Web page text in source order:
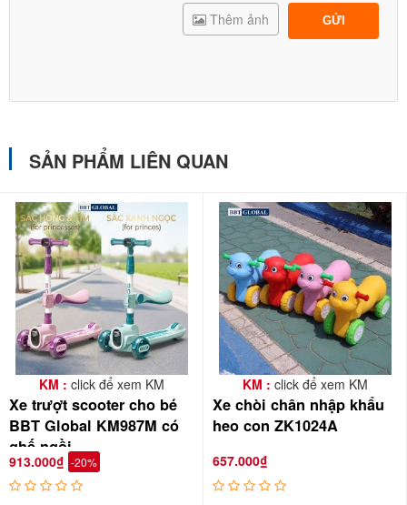
Âu,có chứng nhận của Tổng cục TCĐL Chất lượng, NK và PP bởi
cty BBT Việt Nam, số 1 về đồ chơi trẻ em, đồ chơi cho bé an toàn,
GỬI
Thêm ảnh
SẢN PHẨM LIÊN QUAN
KM : click để xem KM
Xe trượt scooter cho bé
BBT Global KM987M có
ghế ngồi
913.000₫ -20%
KM : click để xem KM
Xe chòi chân nhập khẩu
heo con ZK1024A
657.000₫